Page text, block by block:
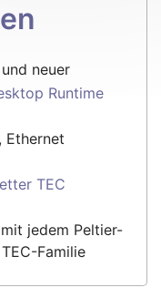
neuer
Runtime
Ethernet
TEC
jedem Peltier-
Familie